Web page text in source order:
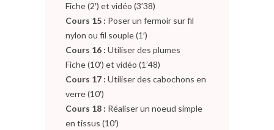
Fiche (2′) et vidéo (3’38)
Cours 15 : Poser un fermoir sur fil
nylon ou fil souple (1′)
Cours 16 : Utiliser des plumes
Fiche (10′) et vidéo (1’48)
Cours 17 : Utiliser des cabochons en
verre (10′)
Cours 18 : Réaliser un noeud simple
en tissus (10′)